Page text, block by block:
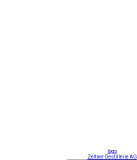
logo
Zeltner Destillerie AG